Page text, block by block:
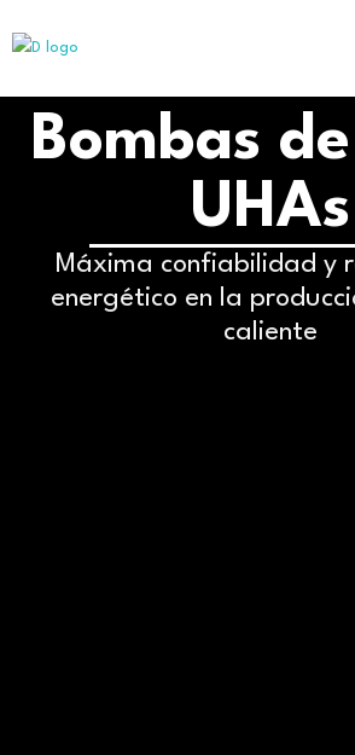
Bombas
UHAs
Máxima confiabilidad y
energético en la
caliente